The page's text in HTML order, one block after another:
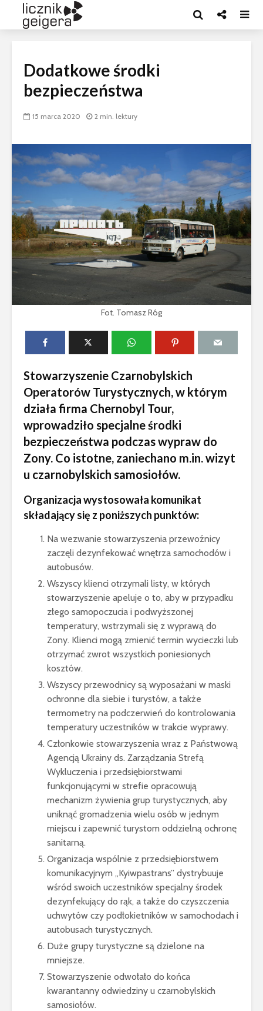
Dodatkowe środki
bezpieczeństwa
15 marca 2020 2 min. lektury
Fot. Tomasz Róg
Stowarzyszenie Czarnobylskich
Operatorów Turystycznych, w którym
działa firma Chernobyl Tour,
wprowadziło specjalne środki
bezpieczeństwa podczas wypraw do
Zony. Co istotne, zaniechano m.in. wizyt
u czarnobylskich samosiołów.
Organizacja wystosowała komunikat
składający się z poniższych punktów:
Na wezwanie stowarzyszenia przewoźnicy
zaczęli dezynfekować wnętrza samochodów i
autobusów.
Wszyscy klienci otrzymali listy, w których
stowarzyszenie apeluje o to, aby w przypadku
złego samopoczucia i podwyższonej
temperatury, wstrzymali się z wyprawą do
Zony. Klienci mogą zmienić termin wycieczki lub
otrzymać zwrot wszystkich poniesionych
kosztów.
Wszyscy przewodnicy są wyposażani w maski
ochronne dla siebie i turystów, a także
termometry na podczerwień do kontrolowania
temperatury uczestników w trakcie wyprawy.
Członkowie stowarzyszenia wraz z Państwową
Agencją Ukrainy ds. Zarządzania Strefą
Wykluczenia i przedsiębiorstwami
funkcjonującymi w strefie opracowują
mechanizm żywienia grup turystycznych, aby
uniknąć gromadzenia wielu osób w jednym
miejscu i zapewnić turystom oddzielną ochronę
sanitarną.
Organizacja wspólnie z przedsiębiorstwem
komunikacyjnym „Kyiwpastrans” dystrybuuje
wśród swoich uczestników specjalny środek
dezynfekujący do rąk, a także do czyszczenia
uchwytów czy podłokietników w samochodach i
autobusach turystycznych.
Duże grupy turystyczne są dzielone na
mniejsze.
Stowarzyszenie odwołało do końca
kwarantanny odwiedziny u czarnobylskich
samosiołów.